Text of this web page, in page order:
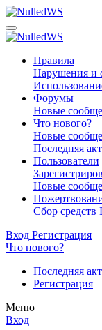
Правила
Нарушения и
Форумы
Новые
Что нового?
Новые
Последняя
Пользователи
Новые
Сбор средств
Вход Регистрация
Что нового?
Последняя
Регистрация
Меню
Вход